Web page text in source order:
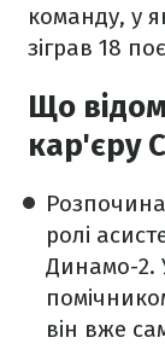
команду, у
зіграв 18
Що
кар'єру
ролі
Динамо-2.
він вже